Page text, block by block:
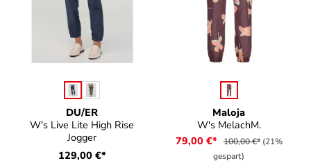
DU/ER
W's Live Lite High Rise
Jogger
auswählen
129,00 €*
Maloja
W's MelachM.
auswählen
79,00 €* 100,00 €* (21%
gespart)